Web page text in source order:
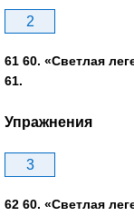
2
61 60. «Светлая
61.
Упражнения
3
62 60. «Светлая